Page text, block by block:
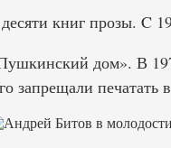
книг прозы. C
дом». В
запрещали печатать